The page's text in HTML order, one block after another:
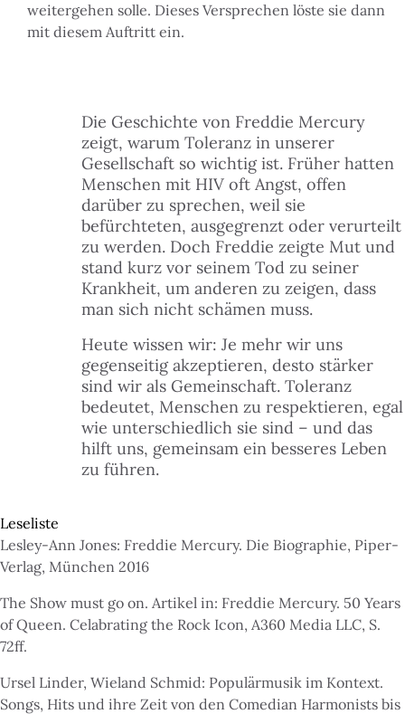
weitergehen solle. Dieses Versprechen löste sie dann
mit diesem Auftritt ein.
Die Geschichte von Freddie Mercury
zeigt, warum Toleranz in unserer
Gesellschaft so wichtig ist. Früher hatten
Menschen mit HIV oft Angst, offen
darüber zu sprechen, weil sie
befürchteten, ausgegrenzt oder verurteilt
zu werden. Doch Freddie zeigte Mut und
stand kurz vor seinem Tod zu seiner
Krankheit, um anderen zu zeigen, dass
man sich nicht schämen muss.
Heute wissen wir: Je mehr wir uns
gegenseitig akzeptieren, desto stärker
sind wir als Gemeinschaft. Toleranz
bedeutet, Menschen zu respektieren, egal
wie unterschiedlich sie sind – und das
hilft uns, gemeinsam ein besseres Leben
zu führen.
Leseliste
Lesley-Ann Jones: Freddie Mercury. Die Biographie, Piper-
Verlag, München 2016
The Show must go on. Artikel in: Freddie Mercury. 50 Years
of Queen. Celabrating the Rock Icon, A360 Media LLC, S.
72ff.
Ursel Linder, Wieland Schmid: Populärmusik im Kontext.
Songs, Hits und ihre Zeit von den Comedian Harmonists bis